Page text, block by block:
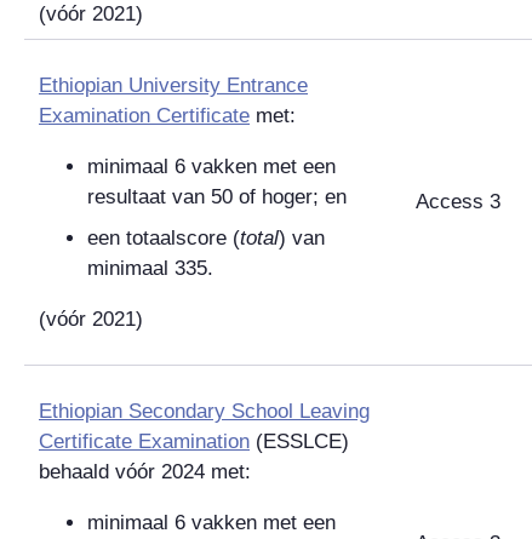
(vóór 2021)
Ethiopian University Entrance
Examination Certificate met:
minimaal 6 vakken met een
resultaat van 50 of hoger; en
een totaalscore (total) van
minimaal 335.
(vóór 2021)
Access 3
Ethiopian Secondary School Leaving
Certificate Examination (ESSLCE)
behaald vóór 2024 met:
minimaal 6 vakken met een